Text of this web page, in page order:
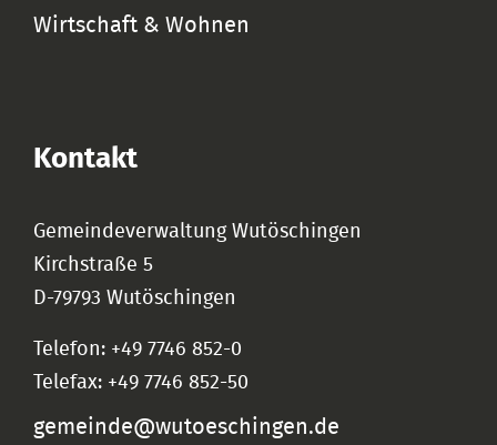
Wirtschaft & Wohnen
Kontakt
Gemeindeverwaltung Wutöschingen
Kirchstraße 5
D-79793 Wutöschingen
Telefon: +49 7746 852-0
Telefax: +49 7746 852-50
gemeinde@wutoeschingen.de